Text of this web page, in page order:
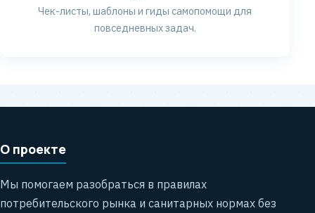
Чек-листы, шаблоны и гиды самопомощи для
повседневных задач.
О проекте
Мы помогаем разобраться в правилах
потребительского рынка и санитарных нормах без